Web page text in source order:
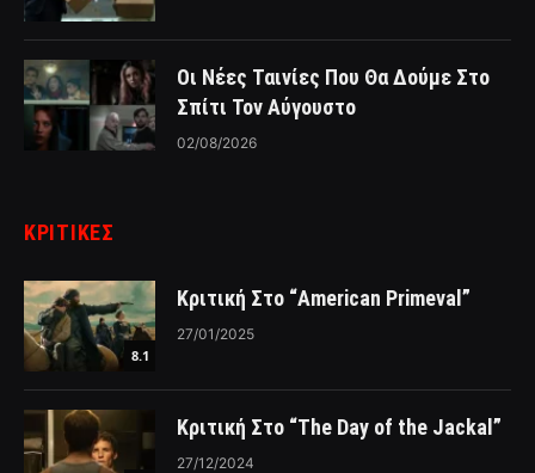
Οι Νέες Ταινίες Που Θα Δούμε Στο
Σπίτι Τον Αύγουστο
02/08/2026
ΚΡΙΤΙΚΈΣ
8.1
Κριτική Στο “American Primeval”
27/01/2025
Κριτική Στο “The Day of the Jackal”
27/12/2024